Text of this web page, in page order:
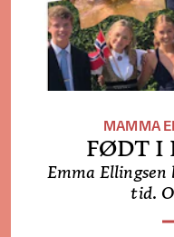
MAMMA
FØDT I
Emma
tid.